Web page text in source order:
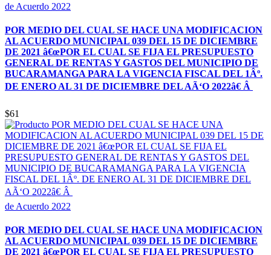
de Acuerdo 2022
POR MEDIO DEL CUAL SE HACE UNA MODIFICACION
AL ACUERDO MUNICIPAL 039 DEL 15 DE DICIEMBRE
DE 2021 â€œPOR EL CUAL SE FIJA EL PRESUPUESTO
GENERAL DE RENTAS Y GASTOS DEL MUNICIPIO DE
BUCARAMANGA PARA LA VIGENCIA FISCAL DEL 1Âº.
DE ENERO AL 31 DE DICIEMBRE DEL AÃ‘O 2022â€ Â
$61
de Acuerdo 2022
POR MEDIO DEL CUAL SE HACE UNA MODIFICACION
AL ACUERDO MUNICIPAL 039 DEL 15 DE DICIEMBRE
DE 2021 â€œPOR EL CUAL SE FIJA EL PRESUPUESTO